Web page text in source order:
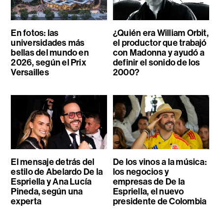
En fotos: las
universidades más
bellas del mundo en
2026, según el Prix
Versailles
¿Quién era William Orbit,
el productor que trabajó
con Madonna y ayudó a
definir el sonido de los
2000?
El mensaje detrás del
estilo de Abelardo De la
Espriella y Ana Lucía
Pineda, según una
experta
De los vinos a la música:
los negocios y
empresas de De la
Espriella, el nuevo
presidente de Colombia